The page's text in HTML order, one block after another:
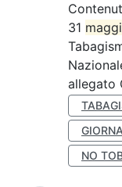
31
allegato
NO